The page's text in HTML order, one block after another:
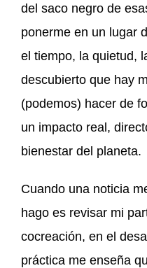
del saco negro de
ponerme en un lugar
el tiempo, la quietud,
descubierto que hay
(podemos) hacer de
un impacto real,
bienestar del planeta.
Cuando una noticia
hago es revisar mi
cocreación, en el
práctica me enseña